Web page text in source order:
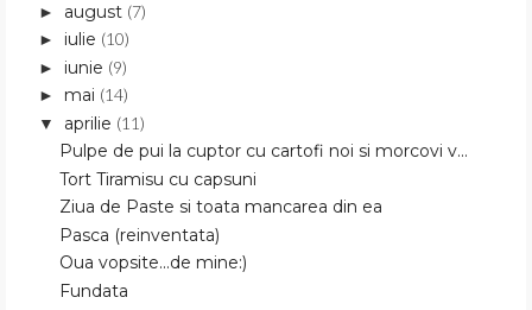
► august (7)
► iulie (10)
► iunie (9)
► mai (14)
▼ aprilie (11)
Pulpe de pui la cuptor cu cartofi noi si morcovi v...
Tort Tiramisu cu capsuni
Ziua de Paste si toata mancarea din ea
Pasca (reinventata)
Oua vopsite...de mine:)
Fundata